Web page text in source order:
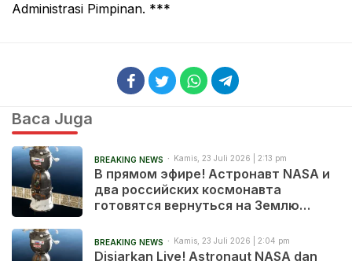
Administrasi Pimpinan. ***
Baca Juga
BREAKING NEWS Kamis, 23 Juli 2026 | 2:13 pm
В прямом эфире! Астронавт NASA и
два российских космонавта
готовятся вернуться на Землю
BREAKING NEWS Kamis, 23 Juli 2026 | 2:04 pm
Disiarkan Live! Astronaut NASA dan